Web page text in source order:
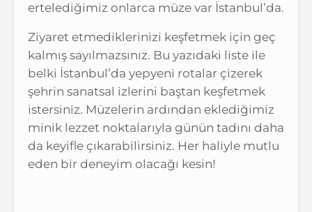
ertelediğimiz onlarca müze var İstanbul’da.
Ziyaret etmediklerinizi keşfetmek için geç
kalmış sayılmazsınız. Bu yazıdaki liste ile
belki İstanbul’da yepyeni rotalar çizerek
şehrin sanatsal izlerini baştan keşfetmek
istersiniz. Müzelerin ardından eklediğimiz
minik lezzet noktalarıyla günün tadını daha
da keyifle çıkarabilirsiniz. Her haliyle mutlu
eden bir deneyim olacağı kesin!